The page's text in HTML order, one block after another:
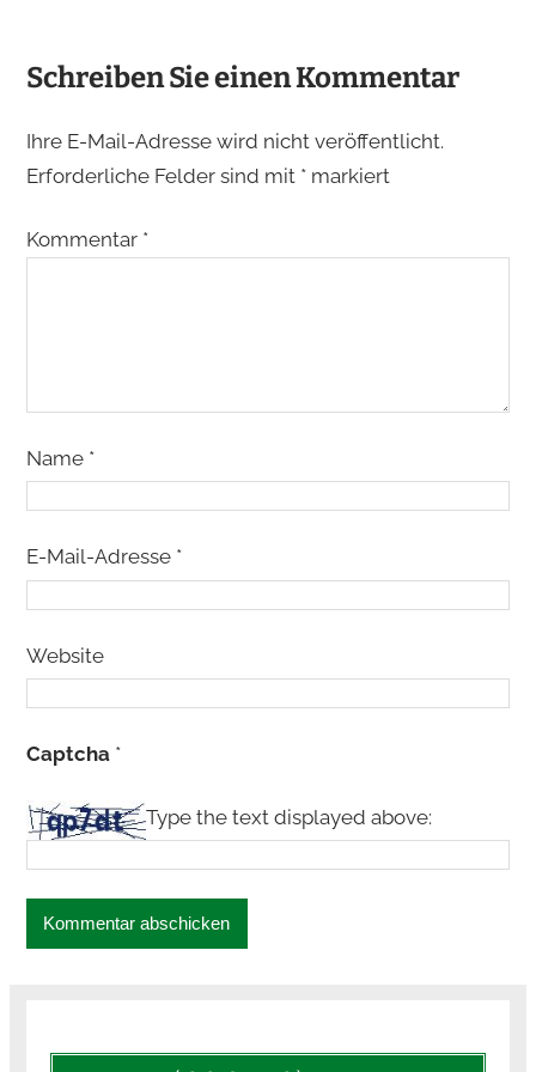
Schreiben Sie einen Kommentar
Ihre E-Mail-Adresse wird nicht veröffentlicht.
Erforderliche Felder sind mit *markiert
Kommentar *
Name *
E-Mail-Adresse *
Website
Captcha *
Type the text displayed above: